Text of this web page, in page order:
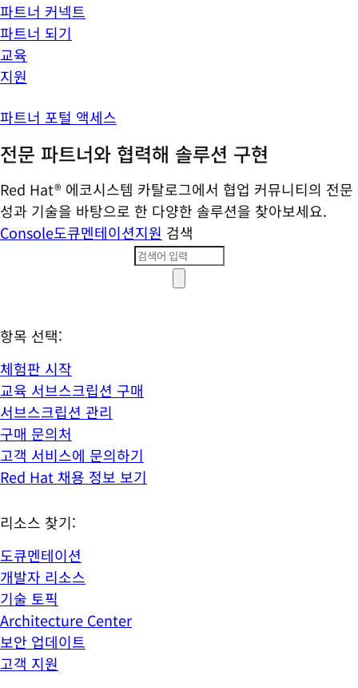
파트너 커넥트
파트너 되기
교육
지원
파트너 포털 액세스
전문 파트너와 협력해 솔루션 구현
Red Hat® 에코시스템 카탈로그에서 협업 커뮤니티의 전문
성과 기술을 바탕으로 한 다양한 솔루션을 찾아보세요.
Console도큐멘테이션지원 검색
항목 선택:
체험판 시작
교육 서브스크립션 구매
서브스크립션 관리
구매 문의처
고객 서비스에 문의하기
Red Hat 채용 정보 보기
리소스 찾기:
도큐멘테이션
개발자 리소스
기술 토픽
Architecture Center
보안 업데이트
고객 지원